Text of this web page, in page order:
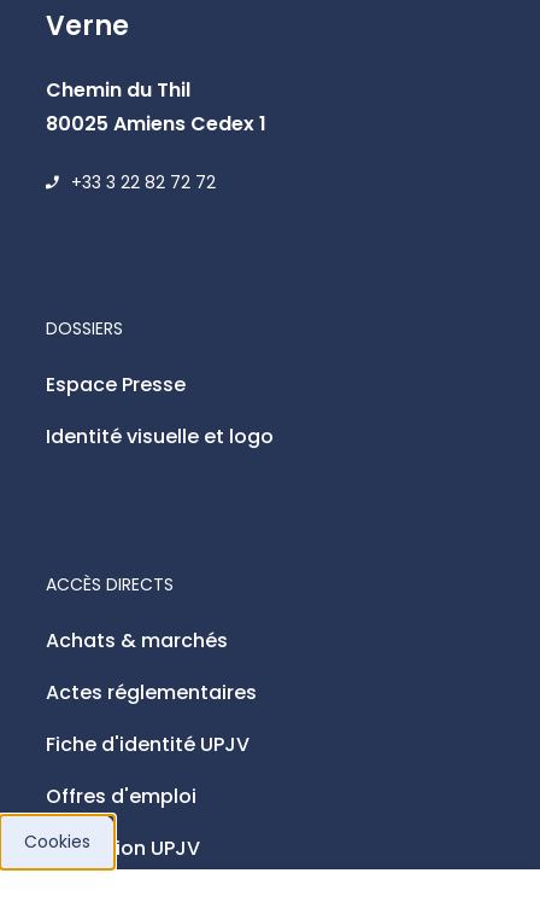
Verne
Chemin du Thil
80025 Amiens Cedex 1
+33 3 22 82 72 72
ACCÈS DIRECTS
Achats & marchés
Actes réglementaires
Fiche d'identité UPJV
Offres d'emploi
Fondation UPJV
DOSSIERS
Espace Presse
Identité visuelle et logo
Cookies